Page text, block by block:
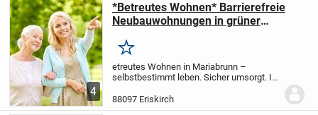
4
*Betreutes Wohnen* Barrierefreie
Neubauwohnungen in grüner
Leben
Merken
etreutes Wohnen in Mariabrunn –
selbstbestimmt leben. Sicher umsorgt. In
entstehen zwei attraktive Wohnhäuser
mit insgesamt 17 modernen 2-Zimmer-
88097 Eriskirch